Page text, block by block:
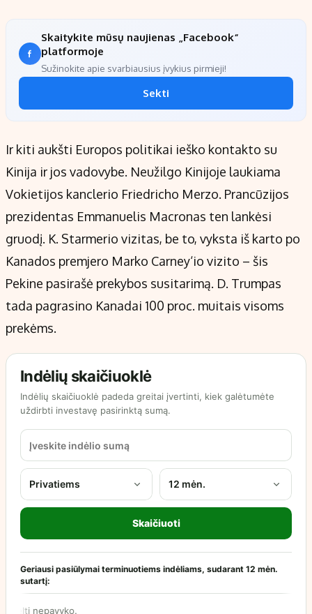
Skaitykite mūsų naujienas „Facebook“
platformoje
Sužinokite apie svarbiausius įvykius pirmieji!
Sekti
Ir kiti aukšti Europos politikai ieško kontakto su
Kinija ir jos vadovybe. Neužilgo Kinijoje laukiama
Vokietijos kanclerio Friedricho Merzo. Prancūzijos
prezidentas Emmanuelis Macronas ten lankėsi
gruodį. K. Starmerio vizitas, be to, vyksta iš karto po
Kanados premjero Marko Carney‘io vizito – šis
Pekine pasirašė prekybos susitarimą. D. Trumpas
tada pagrasino Kanadai 100 proc. muitais visoms
prekėms.